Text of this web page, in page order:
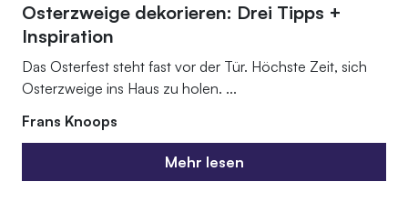
Osterzweige dekorieren: Drei Tipps +
Inspiration
Das Osterfest steht fast vor der Tür. Höchste Zeit, sich
Osterzweige ins Haus zu holen. ...
Frans Knoops
Mehr lesen
Mehr lesen